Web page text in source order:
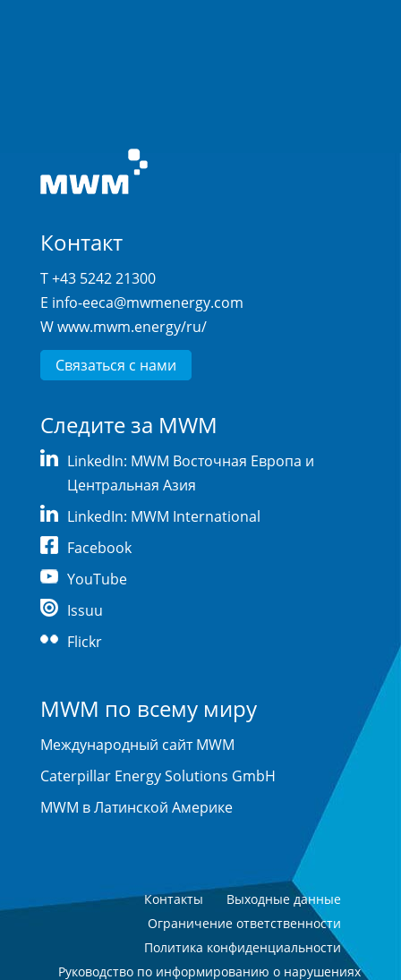
Контакт
T +43 5242 21300
E info-eeca@mwmenergy.com
Wwww.mwm.energy/ru/
Связаться с нами
Следите за MWM
LinkedIn: MWM Восточная Европа и
Центральная Азия
LinkedIn: MWM International
Facebook
YouTube
Issuu
Flickr
MWM по всему миру
Международный сайт MWM
Caterpillar Energy Solutions GmbH
MWM в Латинской Америке
Контакты
Выходные данные
Ограничение ответственности
Политика конфиденциальности
Руководство по информированию о нарушениях